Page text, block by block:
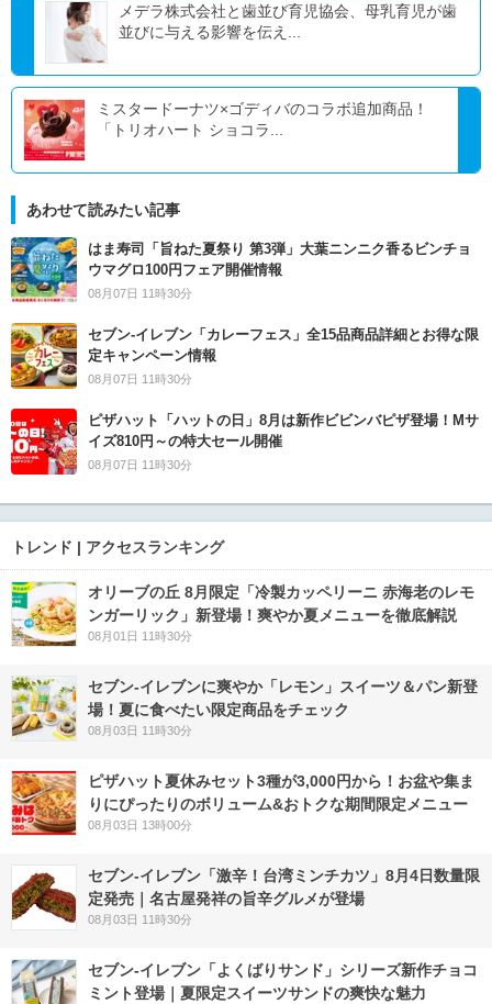
メデラ株式会社と歯並び育児協会、母乳育児が歯
並びに与える影響を伝え...
ミスタードーナツ×ゴディバのコラボ追加商品！
「トリオハート ショコラ...
あわせて読みたい記事
はま寿司「旨ねた夏祭り 第3弾」大葉ニンニク香るビンチョ
ウマグロ100円フェア開催情報
08月07日 11時30分
セブン‐イレブン「カレーフェス」全15品商品詳細とお得な限
定キャンペーン情報
08月07日 11時30分
ピザハット「ハットの日」8月は新作ビビンバピザ登場！Mサ
イズ810円～の特大セール開催
08月07日 11時30分
トレンド | アクセスランキング
オリーブの丘 8月限定「冷製カッペリーニ 赤海老のレモ
ンガーリック」新登場！爽やか夏メニューを徹底解説
08月01日 11時30分
セブン‐イレブンに爽やか「レモン」スイーツ＆パン新登
場！夏に食べたい限定商品をチェック
08月03日 11時30分
ピザハット夏休みセット3種が3,000円から！お盆や集ま
りにぴったりのボリューム&おトクな期間限定メニュー
08月03日 13時00分
セブン-イレブン「激辛！台湾ミンチカツ」8月4日数量限
定発売｜名古屋発祥の旨辛グルメが登場
08月03日 11時30分
セブン‐イレブン「よくばりサンド」シリーズ新作チョコ
ミント登場｜夏限定スイーツサンドの爽快な魅力